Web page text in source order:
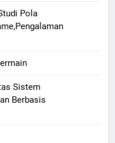
Pola
Sistem
Berbasis